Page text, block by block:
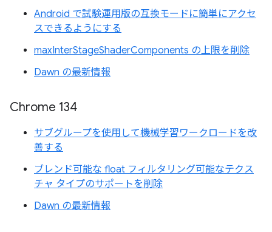
Android で試験運用版の互換モードに簡単にアクセ
スできるようにする
maxInterStageShaderComponents の上限を削除
Dawn の最新情報
Chrome 134
サブグループを使用して機械学習ワークロードを改
善する
ブレンド可能な float フィルタリング可能なテクス
チャ タイプのサポートを削除
Dawn の最新情報